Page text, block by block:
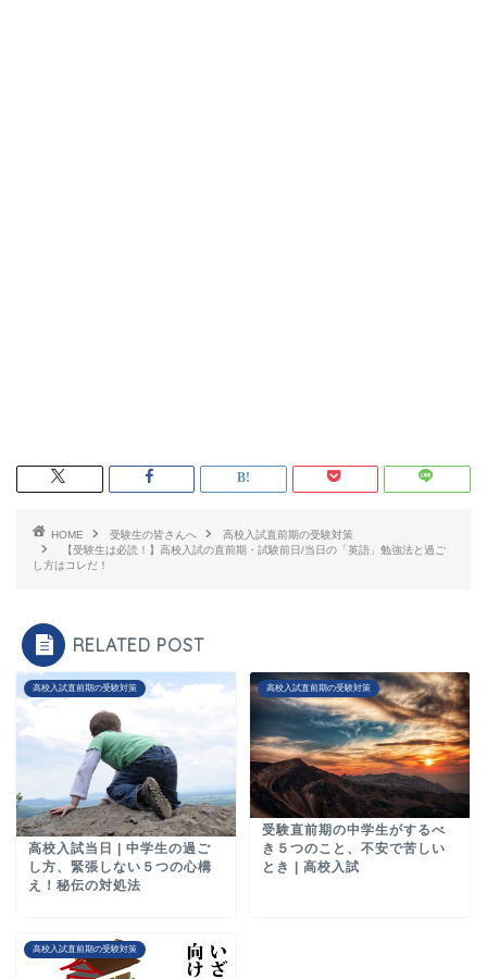
HOME 受験生の皆さんへ
高校入試直前期の受験対策
【受験生は必読！】高校入試の直前期・試験前日/当日の「英語」勉強法と過ご
し方はコレだ！
RELATED POST
高校入試直前期の受験対策
高校入試当日 | 中学生の過ご
し方、緊張しない５つの心構
え！秘伝の対処法
高校入試直前期の受験対策
受験直前期の中学生がするべ
き５つのこと、不安で苦しい
とき | 高校入試
高校入試直前期の受験対策